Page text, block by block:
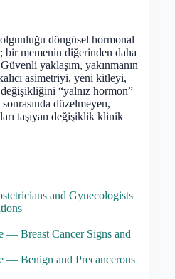
döngüsel hormonal
bir memenin diğerinden daha
yaklaşım, yakınmanın
asimetriyi, yeni kitleyi,
değişikliğini “yalnız hormon”
düzelmeyen,
taşıyan değişiklik klinik
and Gynecologists
— Breast Cancer Signs and
— Benign and Precancerous